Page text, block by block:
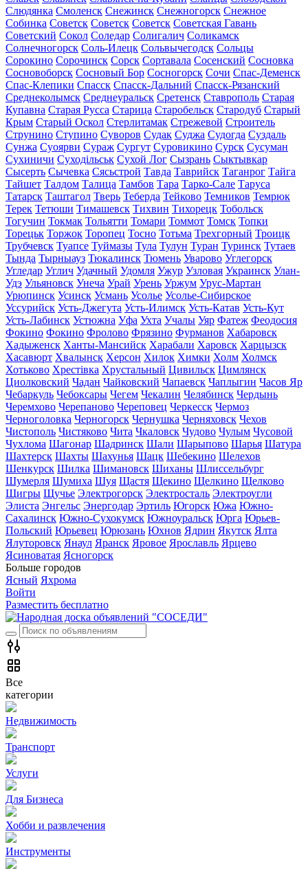
Слюдянка Смоленск Снежинск Снежногорск Снежное
Собинка Советск Советск Советск Советская Гавань
Советский Сокол Соледар Солигалич Соликамск
Солнечногорск Соль-Илецк Сольвычегодск Сольцы
Сорокино Сорочинск Сорск Сортавала Сосенский Сосновка
Сосновоборск Сосновый Бор Сосногорск Сочи Спас-Деменск
Спас-Клепики Спасск Спасск-Дальний Спасск-Рязанский
Среднеколымск Среднеуральск Сретенск Ставрополь Старая
Купавна Старая Русса Старица Старобельск Стародуб Старый
Крым Старый Оскол Стерлитамак Стрежевой Строитель
Струнино Ступино Суворов Судак Суджа Судогда Суздаль
Сунжа Суоярви Сураж Сургут Суровикино Сурск Сусуман
Сухиничи Суходільськ Сухой Лог Сызрань Сыктывкар
Сысерть Сычевка Сясьстрой Тавда Таврийск Таганрог Тайга
Тайшет Талдом Талица Тамбов Тара Тарко-Сале Таруса
Татарск Таштагол Тверь Теберда Тейково Темников Темрюк
Терек Тетюши Тимашевск Тихвин Тихорецк Тобольск
Тогучин Токмак Тольятти Томари Томмот Томск Топки
Торецьк Торжок Торопец Тосно Тотьма Трехгорный Троицк
Трубчевск Туапсе Туймазы Тула Тулун Туран Туринск Тутаев
Тында Тырныауз Тюкалинск Тюмень Уварово Углегорск
Угледар Углич Удачный Удомля Ужур Узловая Украинск Улан-
Удэ Ульяновск Унеча Урай Урень Уржум Урус-Мартан
Урюпинск Усинск Усмань Усолье Усолье-Сибирское
Уссурийск Усть-Джегута Усть-Илимск Усть-Катав Усть-Кут
Усть-Лабинск Устюжна Уфа Ухта Учалы Уяр Фатеж Феодосия
Фокино Фокино Фролово Фрязино Фурманов Хабаровск
Хадыженск Ханты-Мансийск Харабали Харовск Харцызск
Хасавюрт Хвалынск Херсон Хилок Химки Холм Холмск
Хотьково Хрестівка Хрустальный Цивильск Цимлянск
Циолковский Чадан Чайковский Чапаевск Чаплыгин Часов Яр
Чебаркуль Чебоксары Чегем Чекалин Челябинск Чердынь
Черемхово Черепаново Череповец Черкесск Чермоз
Черноголовка Черногорск Чернушка Черняховск Чехов
Чистополь Чистяково Чита Чкаловск Чудово Чулым Чусовой
Чухлома Шагонар Шадринск Шали Шарыпово Шарья Шатура
Шахтерск Шахты Шахунья Шацк Шебекино Шелехов
Шенкурск Шилка Шимановск Шиханы Шлиссельбург
Шумерля Шумиха Шуя Щастя Щекино Щелкино Щелково
Щигры Щучье Электрогорск Электросталь Электроугли
Элиста Энгельс Энергодар Эртиль Югорск Южа Южно-
Сахалинск Южно-Сухокумск Южноуральск Юрга Юрьев-
Польский Юрьевец Юрюзань Юхнов Ядрин Якутск Ялта
Ялуторовск Янаул Яранск Яровое Ярославль Ярцево
Ясиноватая Ясногорск
Больше городов
Ясный Яхрома
Войти
Разместить бесплатно
Все
категории
Недвижимость
Транспорт
Услуги
Для Бизнеса
Хобби и развлечения
Инструменты